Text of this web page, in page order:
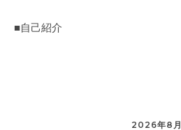
■自己紹介
2026年8月